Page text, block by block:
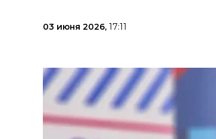
03 июня 2026, 17:11